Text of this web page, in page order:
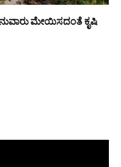
ಮೇಯಿಸದಂತೆ ಕೃಷಿ